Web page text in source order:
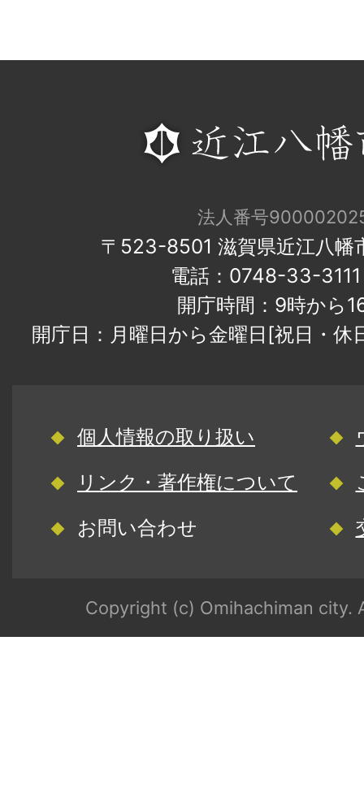
法人番号
〒523-8501 滋賀県近江八幡
電話：0748-33-
開庁時間：9時から
開庁日：月曜日から金曜日[祝日・
個人情報の取り扱い
リンク・著作権について
お問い合わせ
Copyright (c) Omihachiman city.